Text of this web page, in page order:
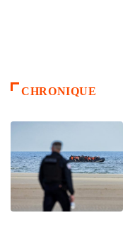
CHRONIQUE